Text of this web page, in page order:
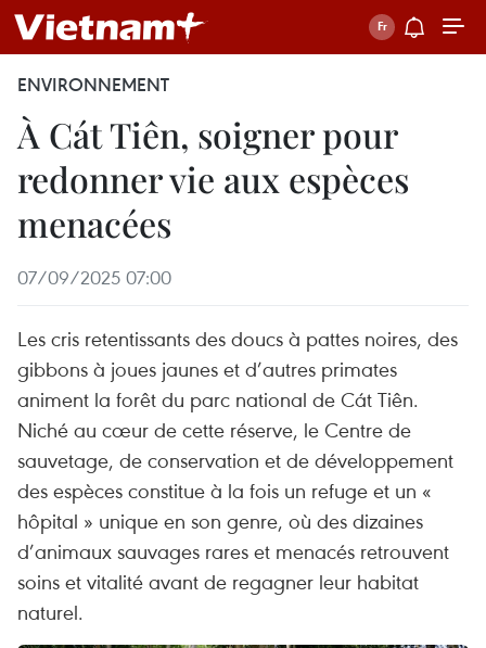
ENVIRONNEMENT
À Cát Tiên, soigner pour
redonner vie aux espèces
menacées
07/09/2025 07:00
Les cris retentissants des doucs à pattes noires, des
gibbons à joues jaunes et d’autres primates
animent la forêt du parc national de Cát Tiên.
Niché au cœur de cette réserve, le Centre de
sauvetage, de conservation et de développement
des espèces constitue à la fois un refuge et un «
hôpital » unique en son genre, où des dizaines
d’animaux sauvages rares et menacés retrouvent
soins et vitalité avant de regagner leur habitat
naturel.